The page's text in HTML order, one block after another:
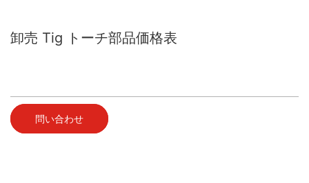
卸売 Tig トーチ部品価格表
問い合わせ